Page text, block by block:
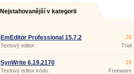
Nejstahovanější v kategorii
EmEditor Professional 15.7.2
64-bit
Textový editor.
20
Trial
SynWrite 6.19.2170
Textový editor kódu.
19
Freeware